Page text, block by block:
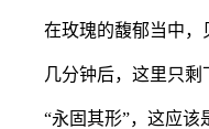
在玫瑰的馥郁当中，
几分钟后，这里只剩
“永固其形”，这应该是